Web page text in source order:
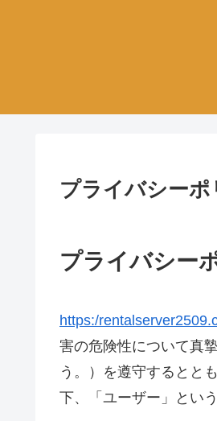
プライバシーポ
プライバシー
https:/
害の危険性について真
う。）を遵守するとと
下、「ユーザー」とい